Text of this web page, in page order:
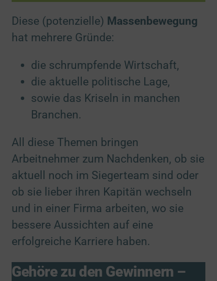
Diese (potenzielle) Massenbewegung
hat mehrere Gründe:
die schrumpfende Wirtschaft,
die aktuelle politische Lage,
sowie das Kriseln in manchen
Branchen.
All diese Themen bringen
Arbeitnehmer zum Nachdenken, ob sie
aktuell noch im Siegerteam sind oder
ob sie lieber ihren Kapitän wechseln
und in einer Firma arbeiten, wo sie
bessere Aussichten auf eine
erfolgreiche Karriere haben.
Gehöre zu den Gewinnern –